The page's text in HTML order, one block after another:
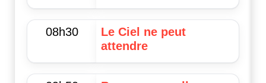
08h30
Le Ciel ne peut
attendre